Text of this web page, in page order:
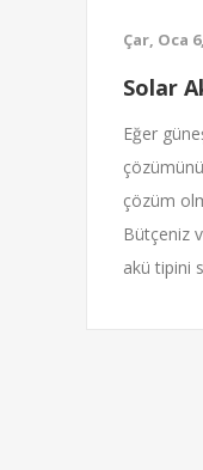
Çar, Oca
Solar
Eğer
çözüm
Bütçeniz
akü tipini